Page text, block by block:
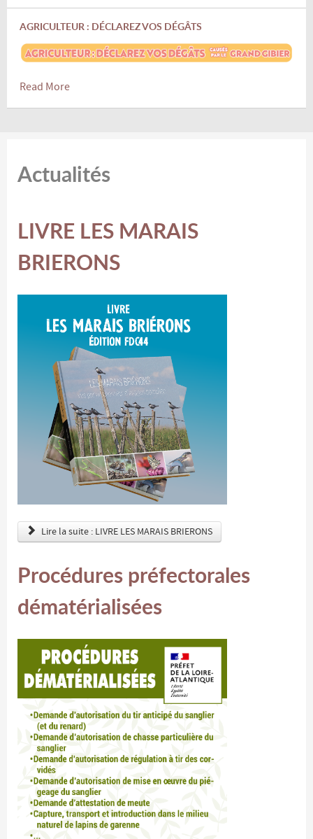
AGRICULTEUR : DÉCLAREZ VOS DÉGÂTS
Read More
Actualités
LIVRE LES MARAIS
BRIERONS
Lire la suite : LIVRE LES MARAIS BRIERONS
Procédures préfectorales
dématérialisées